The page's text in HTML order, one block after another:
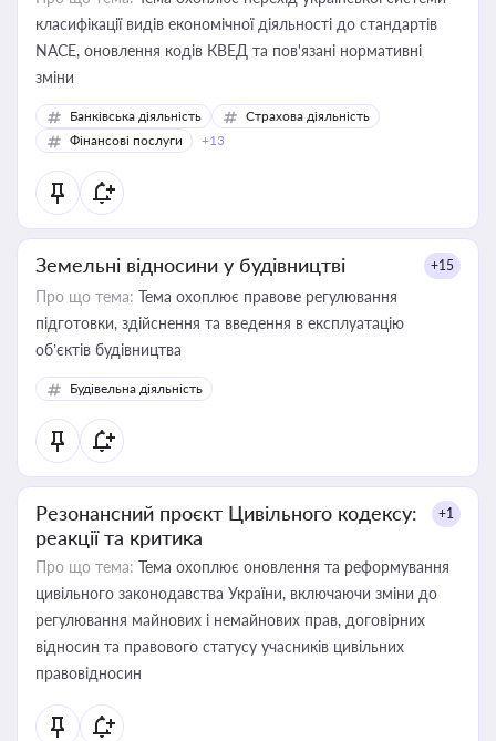
класифікації видів економічної діяльності до стандартів
NACE, оновлення кодів КВЕД та пов'язані нормативні
зміни
Банківська діяльність
Страхова діяльність
Фінансові послуги
+13
Земельні відносини у будівництві +15
Про що тема: Тема охоплює правове регулювання
підготовки, здійснення та введення в експлуатацію
об’єктів будівництва
Будівельна діяльність
Резонансний проєкт Цивільного кодексу:
реакції та критика
+1
Про що тема: Тема охоплює оновлення та реформування
цивільного законодавства України, включаючи зміни до
регулювання майнових і немайнових прав, договірних
відносин та правового статусу учасників цивільних
правовідносин